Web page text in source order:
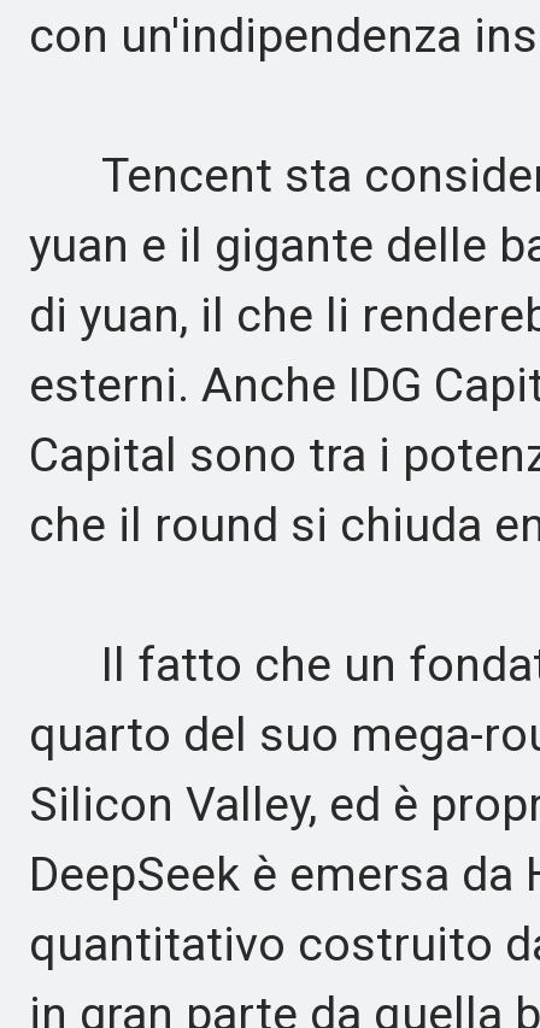
con un'indipendenza
Tencent sta
yuan e il gigante delle
di yuan, il che li
esterni. Anche IDG
Capital sono tra i
che il round si chiuda
Il fatto che un
quarto del suo mega-
Silicon Valley, ed è
DeepSeek è emersa
quantitativo costruito
in gran parte da quella